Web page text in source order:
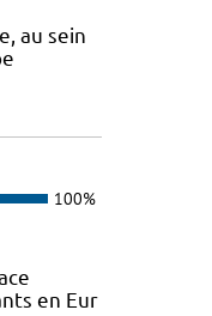
au sein
100%
en Eur